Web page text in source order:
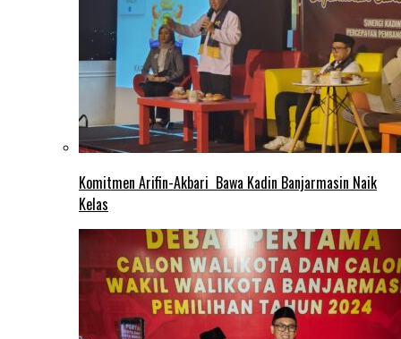
Komitmen Arifin-Akbari Bawa Kadin Banjarmasin Naik
Kelas